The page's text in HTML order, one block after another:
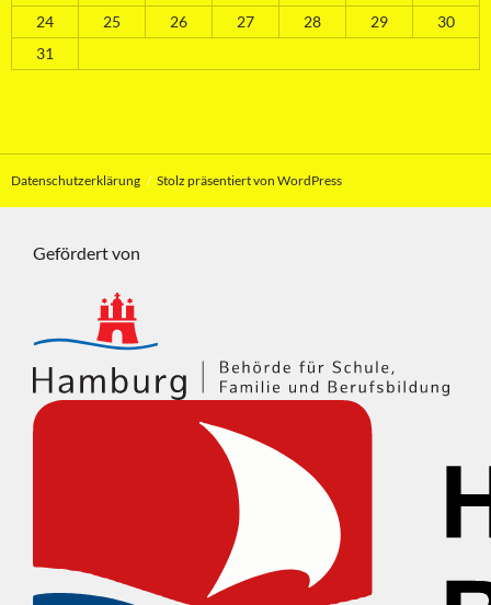
24
25 26 27 28 29
30
31
Datenschutzerklärung Stolz präsentiert von WordPress
Gefördert von